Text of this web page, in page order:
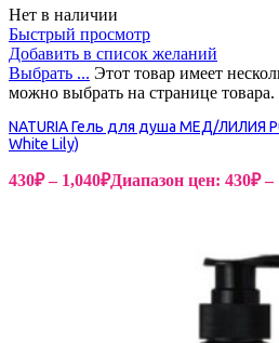
Нет в наличии
Быстрый просмотр
Добавить в список желаний
Выбрать ... Этот товар имеет
можно выбрать на странице товара.
NATURIA Гель для душа МЕД/ЛИЛИЯ
White Lily)
430₽ – 1,040₽Диапазон цен: 430₽ –